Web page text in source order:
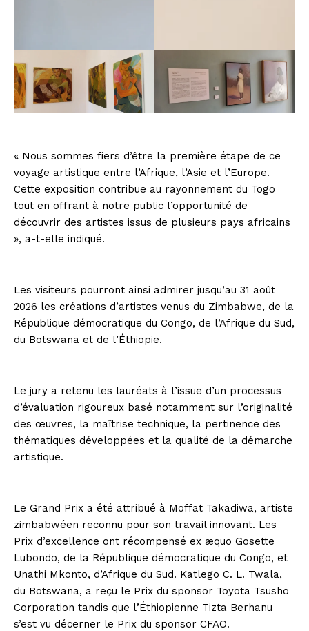
« Nous sommes fiers d’être la première étape de ce
voyage artistique entre l’Afrique, l’Asie et l’Europe.
Cette exposition contribue au rayonnement du Togo
tout en offrant à notre public l’opportunité de
découvrir des artistes issus de plusieurs pays africains
», a-t-elle indiqué.
Les visiteurs pourront ainsi admirer jusqu’au 31 août
2026 les créations d’artistes venus du Zimbabwe, de la
République démocratique du Congo, de l’Afrique du Sud,
du Botswana et de l’Éthiopie.
Le jury a retenu les lauréats à l’issue d’un processus
d’évaluation rigoureux basé notamment sur l’originalité
des œuvres, la maîtrise technique, la pertinence des
thématiques développées et la qualité de la démarche
artistique.
Le Grand Prix a été attribué à Moffat Takadiwa, artiste
zimbabwéen reconnu pour son travail innovant. Les
Prix d’excellence ont récompensé ex æquo Gosette
Lubondo, de la République démocratique du Congo, et
Unathi Mkonto, d’Afrique du Sud. Katlego C. L. Twala,
du Botswana, a reçu le Prix du sponsor Toyota Tsusho
Corporation tandis que l’Éthiopienne Tizta Berhanu
s’est vu décerner le Prix du sponsor CFAO.